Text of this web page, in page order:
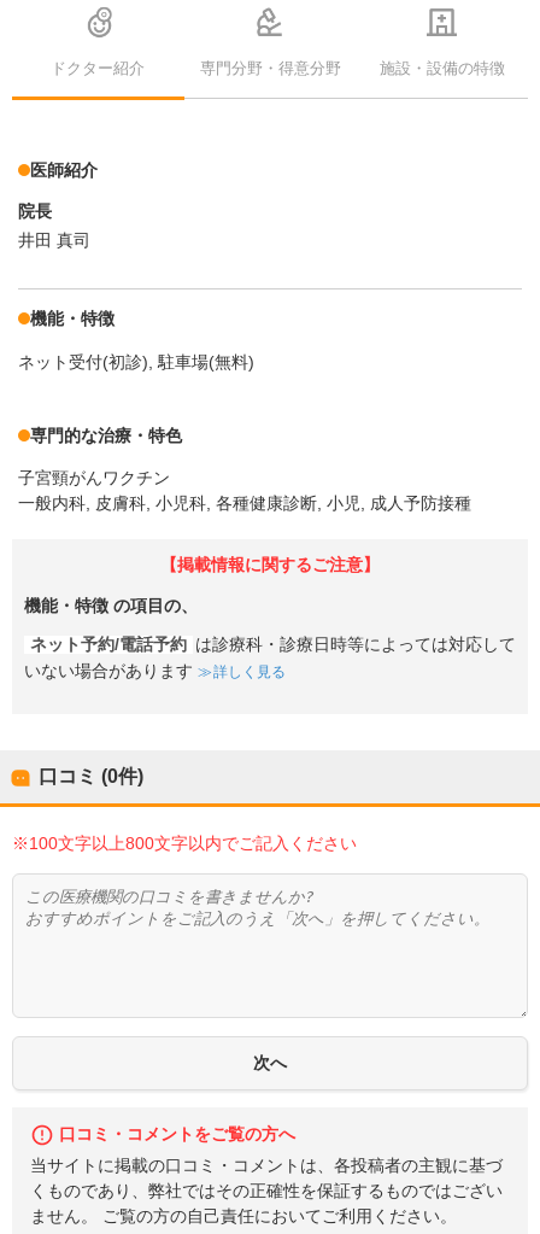
ドクター紹介 専門分野・得意分野 施設・設備の特徴
医師紹介
院長
井田 真司
機能・特徴
ネット受付(初診) 駐車場(無料)
専門的な治療・特色
子宮頸がんワクチン
一般内科, 皮膚科, 小児科, 各種健康診断, 小児, 成人予防接種
【掲載情報に関するご注意】
機能・特徴 の項目の、
ネット予約/電話予約 は診療科・診療日時等によっては対応して
いない場合があります
詳しく見る
口コミ (0件)
※100文字以上800文字以内でご記入ください
口コミ・コメントをご覧の方へ
当サイトに掲載の口コミ・コメントは、各投稿者の主観に基づ
くものであり、弊社ではその正確性を保証するものではござい
ません。 ご覧の方の自己責任においてご利用ください。